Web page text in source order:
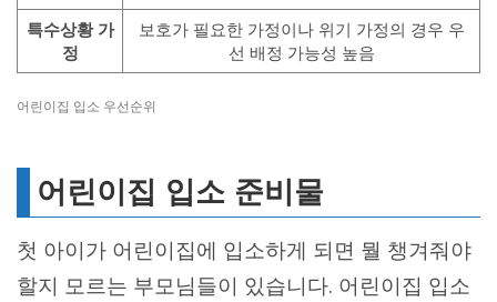
특수상황 가
정
보호가 필요한 가정이나 위기 가정의 경우 우
선 배정 가능성 높음
어린이집 입소 우선순위
어린이집 입소 준비물
첫 아이가 어린이집에 입소하게 되면 뭘 챙겨줘야
할지 모르는 부모님들이 있습니다. 어린이집 입소